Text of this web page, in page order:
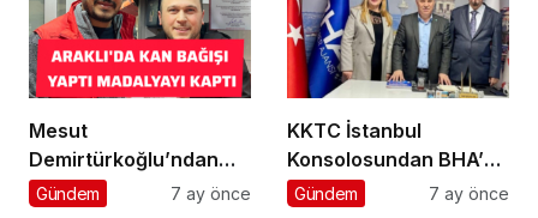
Mesut
Demirtürkoğlu’ndan
Örnek Davranış
Gündem 7 ay önce
KKTC İstanbul
Konsolosundan BHA’ya
Ziyaret
Gündem 7 ay önce